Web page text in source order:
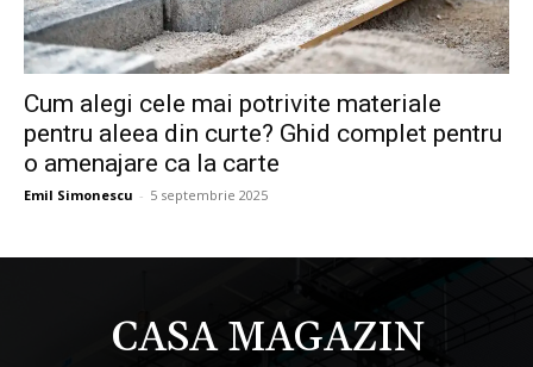
Cum alegi cele mai potrivite materiale
pentru aleea din curte? Ghid complet pentru
o amenajare ca la carte
Emil Simonescu - 5 septembrie 2025
CASA MAGAZIN